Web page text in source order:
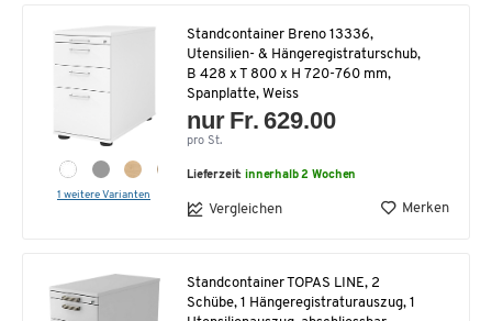
1 weitere Varianten
Standcontainer Breno 13336,
Utensilien- & Hängeregistraturschub,
B 428 x T 800 x H 720-760 mm,
Spanplatte, Weiss
nur Fr. 629.00
pro St.
Lieferzeit:innerhalb 2 Wochen
Vergleichen Merken
Standcontainer TOPAS LINE, 2
Schübe, 1 Hängeregistraturauszug, 1